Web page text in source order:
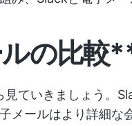
の比較
ていきましょう。
メールはより詳細な